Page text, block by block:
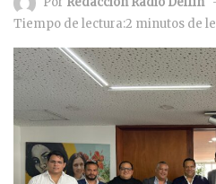
Tiempo de lectura:2 minutos de